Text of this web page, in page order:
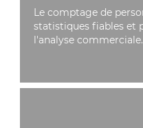
Le comptage de
statistiques fiables et
l'analyse commerciale.